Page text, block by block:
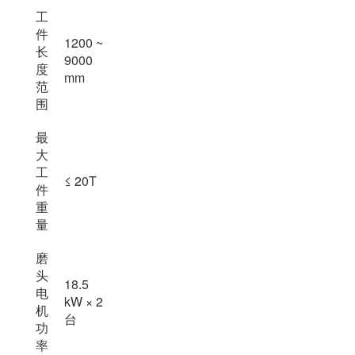
工
件
长
度
范
围
1200 ~
9000
mm
最
大
工
件
重
量
≤ 20T
磨
头
电
机
功
率
18.5
kW × 2
台